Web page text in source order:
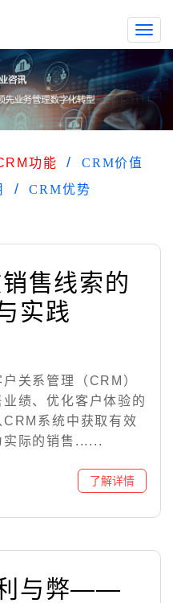
功能
CRM价值
CRM优势
售线索的
实践
关系管理（CRM）
绩、优化客户体验的
系统中获取有效
实际的销售......
与弊——